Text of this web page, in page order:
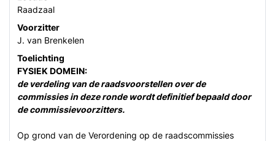
Raadzaal
Voorzitter
J. van Brenkelen
Toelichting
FYSIEK DOMEIN:
de verdeling van de raadsvoorstellen over de
commissies in deze ronde wordt definitief bepaald door
de commissievoorzitters.
Op grond van de Verordening op de raadscommissies